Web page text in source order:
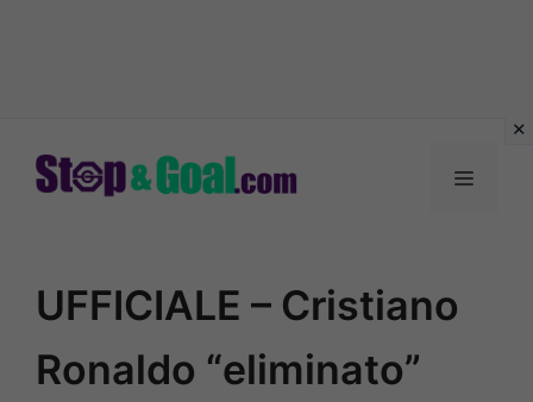
Menu
UFFICIALE – Cristiano
Ronaldo “eliminato”